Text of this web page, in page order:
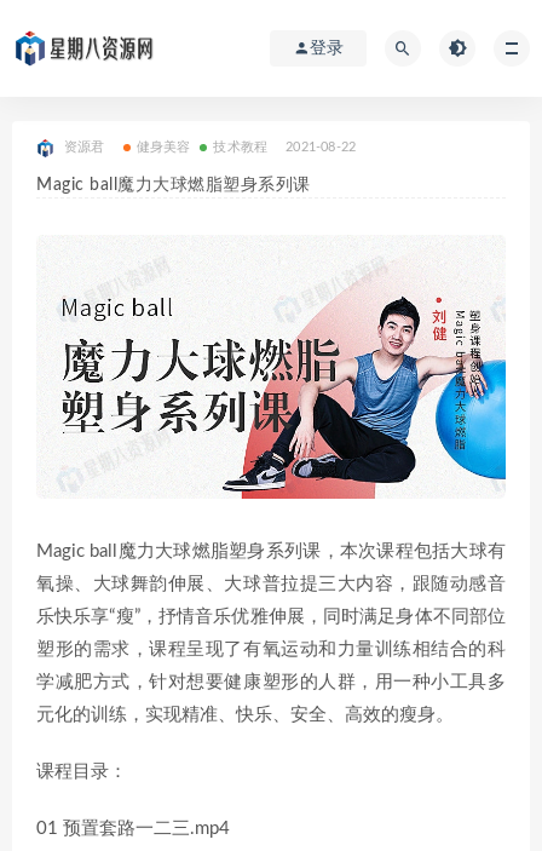
登录
资源君 健身美容 技术教程 2021-08-22
Magic ball魔力大球燃脂塑身系列课
Magic ball魔力大球燃脂塑身系列课，本次课程包括大球有
氧操、大球舞韵伸展、大球普拉提三大内容，跟随动感音
乐快乐享“瘦”，抒情音乐优雅伸展，同时满足身体不同部位
塑形的需求，课程呈现了有氧运动和力量训练相结合的科
学减肥方式，针对想要健康塑形的人群，用一种小工具多
元化的训练，实现精准、快乐、安全、高效的瘦身。
课程目录：
01 预置套路一二三.mp4